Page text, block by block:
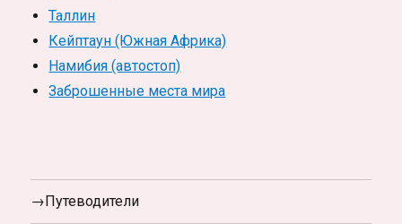
Таллин
Кейптаун (Южная Африка)
Намибия (автостоп)
Заброшенные места мира
→Путеводители